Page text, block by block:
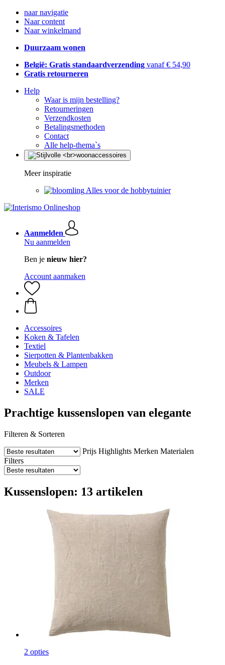
naar navigatie
Naar content
Naar winkelmand
Duurzaam wonen
België: Gratis standaardverzending vanaf € 54,90
Gratis retourneren
Help
Waar is mijn bestelling?
Retourneringen
Verzendkosten
Betalingsmethoden
Contact
Alle help-thema`s
Meer inspiratie
Alles voor de hobbytuinier
Aanmelden
Nu aanmelden
Ben je nieuw hier?
Account aanmaken
Accessoires
Koken & Tafelen
Textiel
Sierpotten & Plantenbakken
Meubels & Lampen
Outdoor
Merken
SALE
Prachtige kussenslopen van elegante
Filteren & Sorteren
Prijs Highlights Merken Materialen
Filters
Kussenslopen: 13 artikelen
2 opties